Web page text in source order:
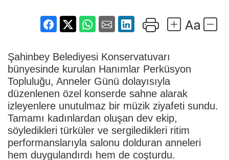
Şahinbey Belediyesi Konservatuvarı
bünyesinde kurulan Hanımlar Perküsyon
Topluluğu, Anneler Günü dolayısıyla
düzenlenen özel konserde sahne alarak
izleyenlere unutulmaz bir müzik ziyafeti sundu.
Tamamı kadınlardan oluşan dev ekip,
söyledikleri türküler ve sergiledikleri ritim
performanslarıyla salonu dolduran anneleri
hem duygulandırdı hem de coşturdu.